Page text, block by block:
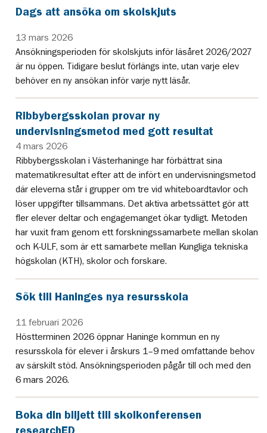
Dags att ansöka om skolskjuts
13 mars 2026
Ansökningsperioden för skolskjuts inför läsåret 2026/2027
är nu öppen. Tidigare beslut förlängs inte, utan varje elev
behöver en ny ansökan inför varje nytt läsår.
Ribbybergsskolan provar ny
undervisningsmetod med gott resultat
4 mars 2026
Ribbybergsskolan i Västerhaninge har förbättrat sina
matematikresultat efter att de infört en undervisningsmetod
där eleverna står i grupper om tre vid whiteboardtavlor och
löser uppgifter tillsammans. Det aktiva arbetssättet gör att
fler elever deltar och engagemanget ökar tydligt. Metoden
har vuxit fram genom ett forskningssamarbete mellan skolan
och K-ULF, som är ett samarbete mellan Kungliga tekniska
högskolan (KTH), skolor och forskare.
Sök till Haninges nya resursskola
11 februari 2026
Höstterminen 2026 öppnar Haninge kommun en ny
resursskola för elever i årskurs 1–9 med omfattande behov
av särskilt stöd. Ansökningsperioden pågår till och med den
6 mars 2026.
Boka din biljett till skolkonferensen
researchED